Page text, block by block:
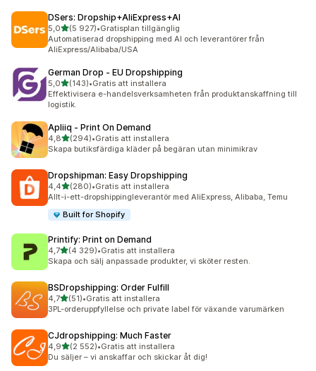
DSers: Dropship+AliExpress+AI
5,0av 5 stjärnor
(5 927)
5927 recensioner totalt
•Gratisplan tillgänglig
Automatiserad dropshipping med AI och leverantörer från
AliExpress/Alibaba/USA
German Drop ‑ EU Dropshipping
5,0av 5 stjärnor
(143)
143 recensioner totalt
•Gratis att installera
Effektivisera e-handelsverksamheten från produktanskaffning till
logistik.
Apliiq ‑ Print On Demand
4,8av 5 stjärnor
(294)
294 recensioner totalt
•Gratis att installera
Skapa butiksfärdiga kläder på begäran utan minimikrav
Dropshipman: Easy Dropshipping
4,4av 5 stjärnor
(280)
280 recensioner totalt
•Gratis att installera
Allt-i-ett-dropshippingleverantör med AliExpress, Alibaba, Temu
Built for Shopify
Printify: Print on Demand
4,7av 5 stjärnor
(4 329)
4329 recensioner totalt
•Gratis att installera
Skapa och sälj anpassade produkter, vi sköter resten.
BSDropshipping: Order Fulfill
4,7av 5 stjärnor
(51)
51 recensioner totalt
•Gratis att installera
3PL-orderuppfyllelse och private label för växande varumärken
CJdropshipping: Much Faster
4,9av 5 stjärnor
(2 552)
2552 recensioner totalt
•Gratis att installera
Du säljer – vi anskaffar och skickar åt dig!